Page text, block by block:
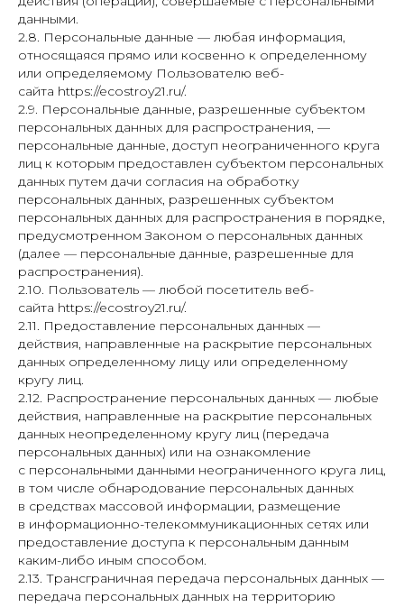
данными.
2.8. Персональные данные — любая информация,
относящаяся прямо или косвенно к определенному
или определяемому Пользователю веб-
сайта https://ecostroy21.ru/.
2.9. Персональные данные, разрешенные субъектом
персональных данных для распространения, —
персональные данные, доступ неограниченного круга
лиц к которым предоставлен субъектом персональных
данных путем дачи согласия на обработку
персональных данных, разрешенных субъектом
персональных данных для распространения в порядке,
предусмотренном Законом о персональных данных
(далее — персональные данные, разрешенные для
распространения).
2.10. Пользователь — любой посетитель веб-
сайта https://ecostroy21.ru/.
2.11. Предоставление персональных данных —
действия, направленные на раскрытие персональных
данных определенному лицу или определенному
кругу лиц.
2.12. Распространение персональных данных — любые
действия, направленные на раскрытие персональных
данных неопределенному кругу лиц (передача
персональных данных) или на ознакомление
с персональными данными неограниченного круга лиц,
в том числе обнародование персональных данных
в средствах массовой информации, размещение
в информационно-телекоммуникационных сетях или
предоставление доступа к персональным данным
каким-либо иным способом.
2.13. Трансграничная передача персональных данных —
передача персональных данных на территорию